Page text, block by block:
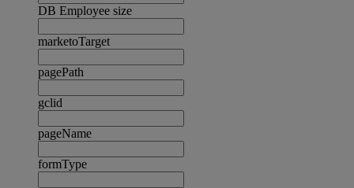
DB Employee size
marketoTarget
pagePath
gclid
pageName
formType